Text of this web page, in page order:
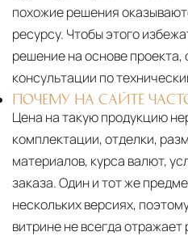
похожие решения
ресурсу. Чтобы этого
решение на основе
консультации по
ПОЧЕМУ НА САЙТЕ
Цена на такую продукцию
комплектации, отделки,
материалов, курса валют,
заказа. Один и тот же
нескольких версиях,
витрине не всегда